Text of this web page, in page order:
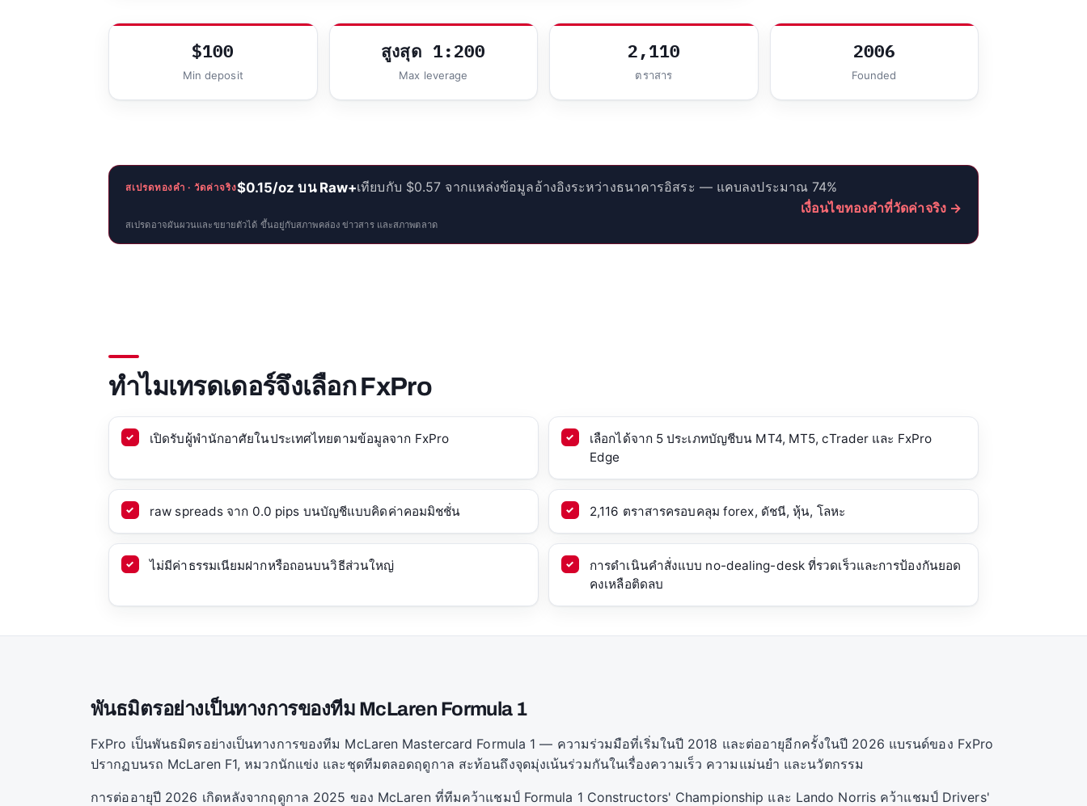
$100
Min deposit
สูงสุด 1:200
Max leverage
2,110
ตราสาร
2006
Founded
สเปรดทองคำ · วัดค่าจริง$0.15/oz บน Raw+เทียบกับ $0.57 จากแหล่งข้อมูลอ้างอิงระหว่างธนาคารอิสระ — แคบลงประมาณ 74%
เงื่อนไขทองคำที่วัดค่าจริง →
สเปรดอาจผันผวนและขยายตัวได้ ขึ้นอยู่กับสภาพคล่อง ข่าวสาร และสภาพตลาด
ทำไมเทรดเดอร์จึงเลือก FxPro
เปิดรับผู้พำนักอาศัยในประเทศไทยตามข้อมูลจาก FxPro
เลือกได้จาก 5 ประเภทบัญชีบน MT4, MT5, cTrader และ FxPro
Edge
raw spreads จาก 0.0 pips บนบัญชีแบบคิดค่าคอมมิชชั่น 2,116 ตราสารครอบคลุม forex, ดัชนี, หุ้น, โลหะ
ไม่มีค่าธรรมเนียมฝากหรือถอนบนวิธีส่วนใหญ่
การดำเนินคำสั่งแบบ no-dealing-desk ที่รวดเร็วและการป้องกันยอด
คงเหลือติดลบ
พันธมิตรอย่างเป็นทางการของทีม McLaren Formula 1
FxPro เป็นพันธมิตรอย่างเป็นทางการของทีม McLaren Mastercard Formula 1 — ความร่วมมือที่เริ่มในปี 2018 และต่ออายุอีกครั้งในปี 2026 แบรนด์ของ FxPro
ปรากฏบนรถ McLaren F1, หมวกนักแข่ง และชุดทีมตลอดฤดูกาล สะท้อนถึงจุดมุ่งเน้นร่วมกันในเรื่องความเร็ว ความแม่นยำ และนวัตกรรม
การต่ออายุปี 2026 เกิดหลังจากฤดูกาล 2025 ของ McLaren ที่ทีมคว้าแชมป์ Formula 1 Constructors' Championship และ Lando Norris คว้าแชมป์ Drivers'